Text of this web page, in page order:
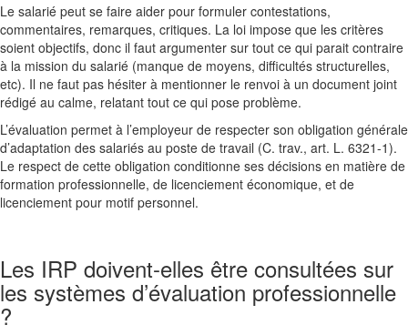
Le salarié peut se faire aider pour formuler contestations,
commentaires, remarques, critiques. La loi impose que les critères
soient objectifs, donc il faut argumenter sur tout ce qui parait contraire
à la mission du salarié (manque de moyens, difficultés structurelles,
etc). Il ne faut pas hésiter à mentionner le renvoi à un document joint
rédigé au calme, relatant tout ce qui pose problème.
L’évaluation permet à l’employeur de respecter son obligation générale
d’adaptation des salariés au poste de travail (C. trav., art. L. 6321-1).
Le respect de cette obligation conditionne ses décisions en matière de
formation professionnelle, de licenciement économique, et de
licenciement pour motif personnel.
Les IRP doivent-elles être consultées sur
les systèmes d’évaluation professionnelle
?